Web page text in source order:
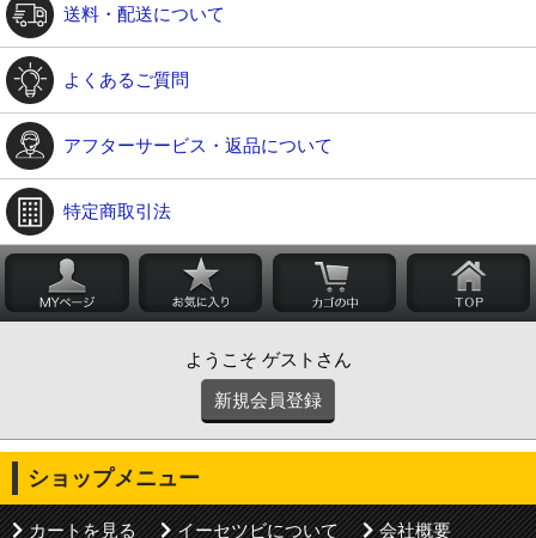
送料・配送について
よくあるご質問
アフターサービス・返品について
特定商取引法
ようこそ ゲストさん
新規会員登録
ショップメニュー
カートを見る イーセツビについて 会社概要